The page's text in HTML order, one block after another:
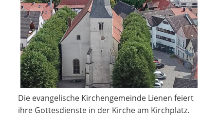
Die evangelische Kirchengemeinde Lienen feiert
ihre Gottesdienste in der Kirche am Kirchplatz.